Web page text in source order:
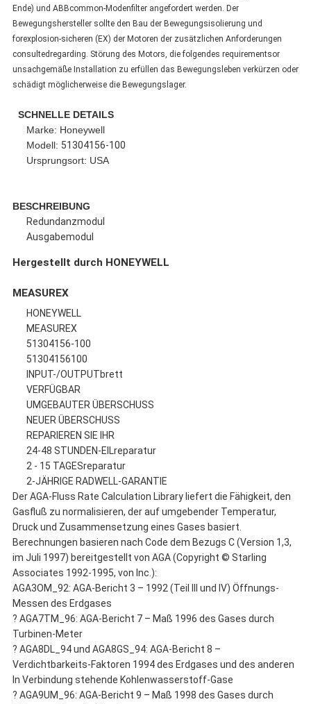
Ende) und ABBcommon-Modenfilter angefordert werden. Der
Bewegungshersteller sollte den Bau der Bewegungsisolierung und
forexplosion-sicheren (EX) der Motoren der zusätzlichen Anforderungen
consultedregarding. Störung des Motors, die folgendes requirementsor
unsachgemäße Installation zu erfüllen das Bewegungsleben verkürzen oder
schädigt möglicherweise die Bewegungslager.
SCHNELLE DETAILS
Marke: Honeywell
Modell: 51304156-100
Ursprungsort: USA
BESCHREIBUNG
Redundanzmodul
Ausgabemodul
Hergestellt durch HONEYWELL
MEASUREX
HONEYWELL
MEASUREX
51304156-100
51304156100
INPUT-/OUTPUTbrett
VERFÜGBAR
UMGEBAUTER ÜBERSCHUSS
NEUER ÜBERSCHUSS
REPARIEREN SIE IHR
24-48 STUNDEN-EILreparatur
2 - 15 TAGESreparatur
2-JÄHRIGE RADWELL-GARANTIE
Der AGA-Fluss Rate Calculation Library liefert die Fähigkeit, den
Gasfluß zu normalisieren, der auf umgebender Temperatur,
Druck und Zusammensetzung eines Gases basiert.
Berechnungen basieren nach Code dem Bezugs C (Version 1,3,
im Juli 1997) bereitgestellt von AGA (Copyright © Starling
Associates 1992-1995, von Inc.):
AGA3OM_92: AGA-Bericht 3 – 1992 (Teil III und IV) Öffnungs-
Messen des Erdgases
? AGA7TM_96: AGA-Bericht 7 – Maß 1996 des Gases durch
Turbinen-Meter
? AGA8DL_94 und AGA8GS_94: AGA-Bericht 8 –
Verdichtbarkeits-Faktoren 1994 des Erdgases und des anderen
In Verbindung stehende Kohlenwasserstoff-Gase
? AGA9UM_96: AGA-Bericht 9 – Maß 1998 des Gases durch